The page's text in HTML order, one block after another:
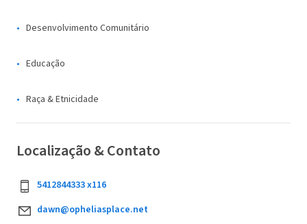
Desenvolvimento Comunitário
Educação
Raça & Etnicidade
Localização & Contato
5412844333 x116
dawn@opheliasplace.net